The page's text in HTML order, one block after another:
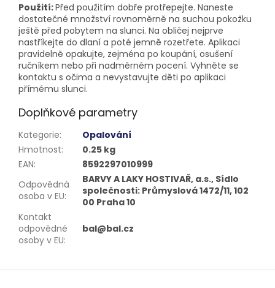
Použití:Před použitím dobře protřepejte. Naneste
dostatečné množství rovnoměrně na suchou pokožku
ještě před pobytem na slunci. Na obličej nejprve
nastříkejte do dlaní a poté jemně rozetřete. Aplikaci
pravidelně opakujte, zejména po koupání, osušení
ručníkem nebo při nadměrném pocení. Vyhněte se
kontaktu s očima a nevystavujte děti po aplikaci
přímému slunci.
Doplňkové parametry
Kategorie:
Opalování
Hmotnost:
0.25 kg
EAN:
8592297010999
Odpovědná
osoba v EU:
BARVY A LAKY HOSTIVAŘ, a.s., Sídlo
společnosti: Průmyslová 1472/11, 102
00 Praha 10
Kontakt
odpovědné
osoby v EU:
bal@bal.cz
Z